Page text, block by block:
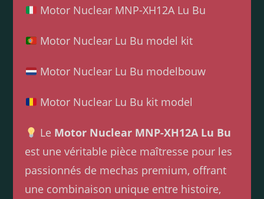
Motor Nuclear MNP-XH12A Lu Bu
Motor Nuclear Lu Bu model kit
Motor Nuclear Lu Bu modelbouw
Motor Nuclear Lu Bu kit model
Le Motor Nuclear MNP-XH12A Lu Bu
est une véritable pièce maîtresse pour les
passionnés de mechas premium, offrant
une combinaison unique entre histoire,